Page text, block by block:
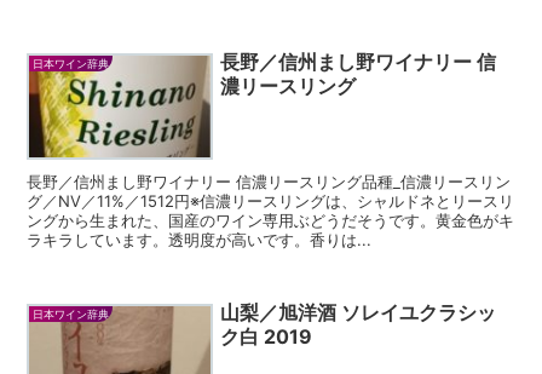
日本ワイン辞典
長野／信州まし野ワイナリー 信
濃リースリング
長野／信州まし野ワイナリー 信濃リースリング品種_信濃リースリン
グ／NV／11%／1512円※信濃リースリングは、シャルドネとリースリ
ングから生まれた、国産のワイン専用ぶどうだそうです。黄金色がキ
ラキラしています。透明度が高いです。香りは...
日本ワイン辞典
山梨／旭洋酒 ソレイユクラシッ
ク白 2019